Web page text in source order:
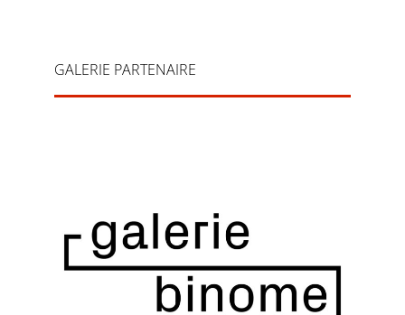
GALERIE PARTENAIRE